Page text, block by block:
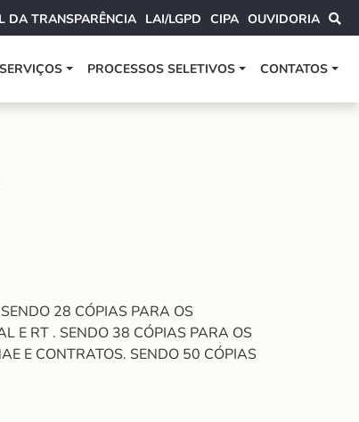
DA TRANSPARÊNCIA LAI/LGPD CIPA OUVIDORIA
SERVIÇOS PROCESSOS SELETIVOS CONTATOS
28 CÓPIAS PARA OS
E RT . SENDO 38 CÓPIAS PARA OS
E CONTRATOS. SENDO 50 CÓPIAS